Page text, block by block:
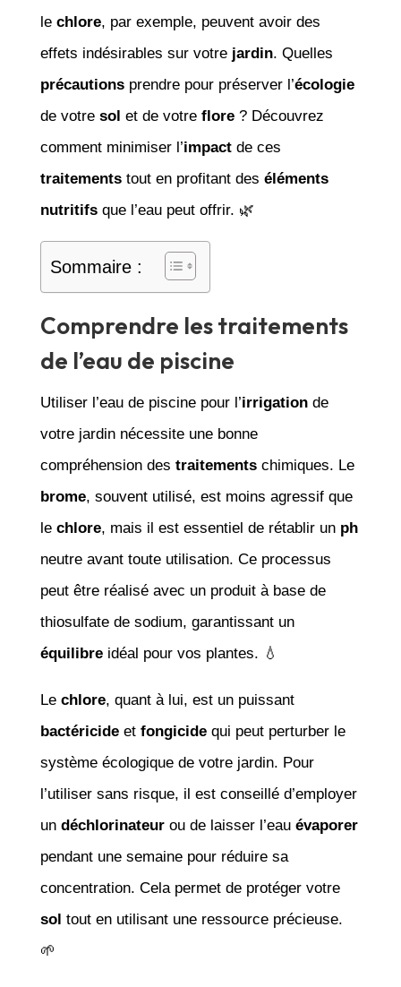
le chlore, par exemple, peuvent avoir des
effets indésirables sur votre jardin. Quelles
précautionsprendre pour préserver l’écologie
de votre sol et de votre flore? Découvrez
comment minimiser l’impactde ces
traitementstout en profitant des éléments
nutritifsque l’eau peut offrir. 🌿
Sommaire :
Comprendre les traitements
de l’eau de piscine
Utiliser l’eau de piscine pour l’irrigationde
votre jardin nécessite une bonne
compréhension des traitementschimiques. Le
brome, souvent utilisé, est moins agressif que
le chlore, mais il est essentiel de rétablir un ph
neutre avant toute utilisation. Ce processus
peut être réalisé avec un produit à base de
thiosulfate de sodium, garantissant un
équilibreidéal pour vos plantes. 💧
Le chlore, quant à lui, est un puissant
bactéricideet fongicidequi peut perturber le
système écologique de votre jardin. Pour
l’utiliser sans risque, il est conseillé d’employer
un déchlorinateurou de laisser l’eau évaporer
pendant une semaine pour réduire sa
concentration. Cela permet de protéger votre
sol tout en utilisant une ressource précieuse.
🌱